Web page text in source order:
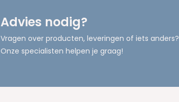
Advies nodig?
Vragen over producten, leveringen of iets anders?
Onze specialisten helpen je graag!